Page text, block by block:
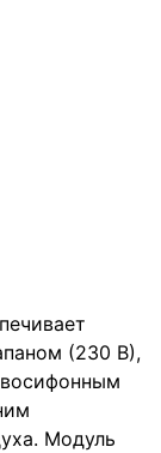
(230 В),
Модуль